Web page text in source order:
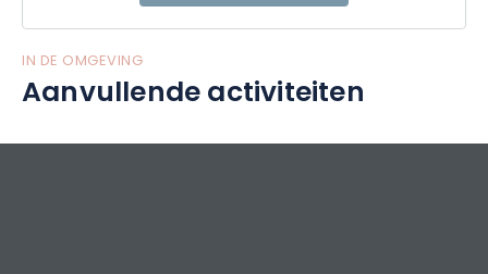
IN DE OMGEVING
Aanvullende activiteiten